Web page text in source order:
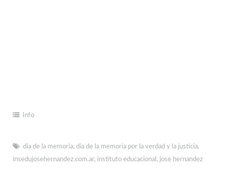
Info
dia de la memoria, dia de la memoria por la verdad y la justicia,
insedujosehernandez.com.ar, instituto educacional , jose hernandez